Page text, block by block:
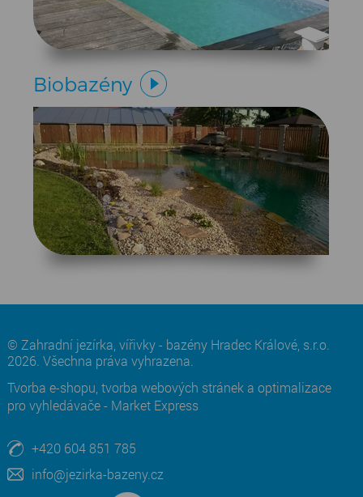
Biobazény
© Zahradní jezírka, vířivky - bazény Hradec Králové, s.r.o.
2026. Všechna práva vyhrazena.
Tvorba e-shopu tvorba webových stránek a optimalizace
pro vyhledávače- Market Express
+420 604 851 785
info@jezirka-bazeny.cz